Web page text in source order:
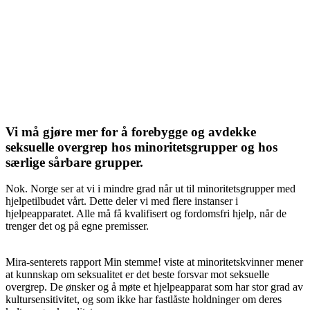
Vi må gjøre mer for å forebygge og avdekke
seksuelle overgrep hos minoritetsgrupper og hos
særlige sårbare grupper.
Nok. Norge ser at vi i mindre grad når ut til minoritetsgrupper med
hjelpetilbudet vårt. Dette deler vi med flere instanser i
hjelpeapparatet. Alle må få kvalifisert og fordomsfri hjelp, når de
trenger det og på egne premisser.
Mira-senterets rapport Min stemme! viste at minoritetskvinner mener
at kunnskap om seksualitet er det beste forsvar mot seksuelle
overgrep. De ønsker og å møte et hjelpeapparat som har stor grad av
kultursensitivitet, og som ikke har fastlåste holdninger om deres